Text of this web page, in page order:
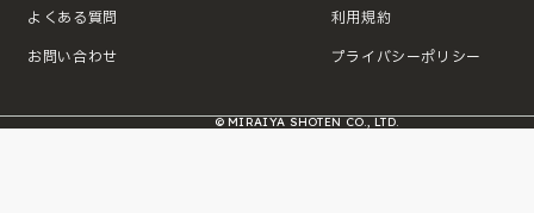
よくある質問
お問い合わせ
利用規約
プライバシーポリシー
© MIRAIYA SHOTEN CO., LTD.